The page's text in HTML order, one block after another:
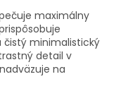
maximálny
čistý minimalistický
detail v
na